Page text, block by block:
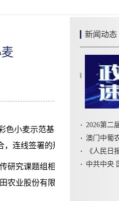
色小麦示范基地建设”合作项目
连线签署的形式完成签约。
研究课题组相关负责人参加签
农业股份有限公司、五寨县道
新闻动态
澳门中葡